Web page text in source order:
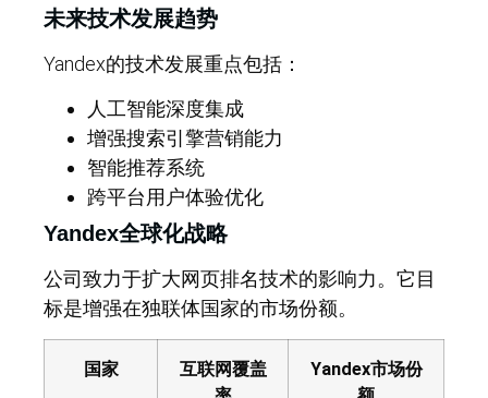
未来技术发展趋势
Yandex的技术发展重点包括：
人工智能深度集成
增强搜索引擎营销能力
智能推荐系统
跨平台用户体验优化
Yandex全球化战略
公司致力于扩大网页排名技术的影响力。它目
标是增强在独联体国家的市场份额。
国家
互联网覆盖
Yandex市场份